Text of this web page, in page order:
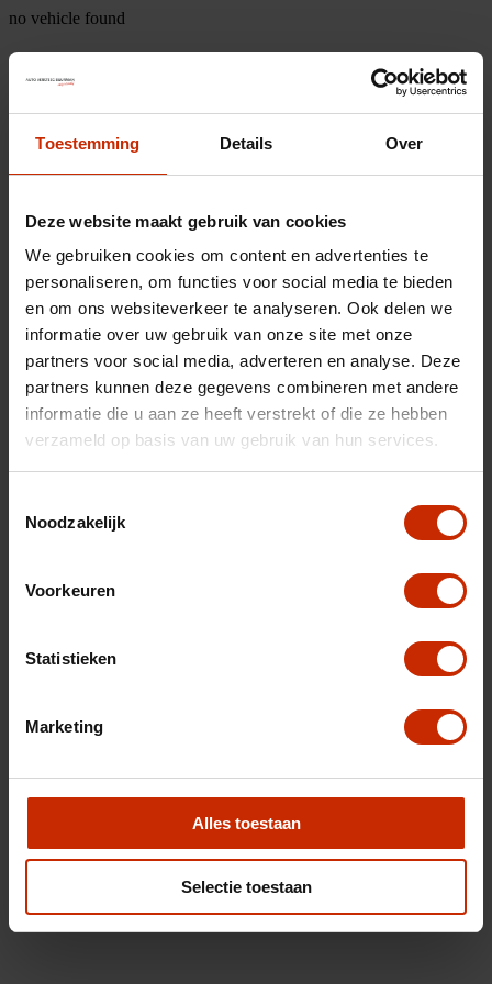
Toestemming Details Over
Deze website maakt gebruik van cookies
We gebruiken cookies om content en advertenties te
personaliseren, om functies voor social media te bieden
en om ons websiteverkeer te analyseren. Ook delen we
informatie over uw gebruik van onze site met onze
partners voor social media, adverteren en analyse. Deze
partners kunnen deze gegevens combineren met andere
informatie die u aan ze heeft verstrekt of die ze hebben
verzameld op basis van uw gebruik van hun services.
Noodzakelijk
Voorkeuren
Statistieken
Marketing
Alles toestaan
Selectie toestaan
no vehicle found